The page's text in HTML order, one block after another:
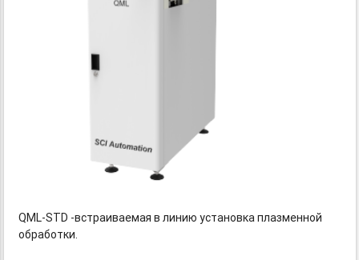
QML-STD -встраиваемая в линию установка плазменной
обработки.